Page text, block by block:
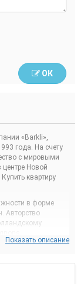
ОК
«Barkli»,
года. На счету
с мировыми
центре Новой
квартиру
в форме
Авторство
детский
трехкомнатных,
Показать описание